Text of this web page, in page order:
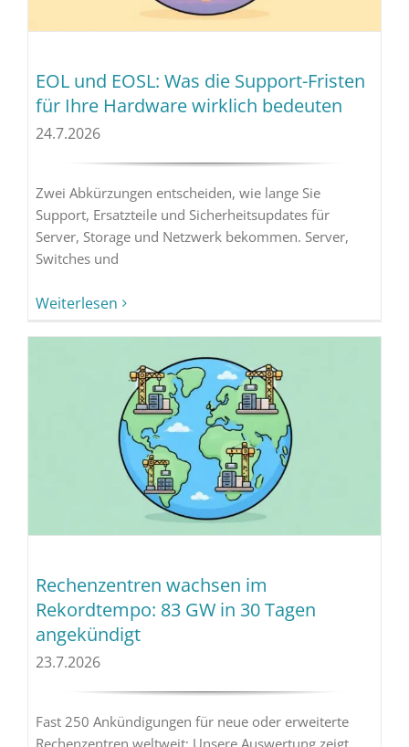
EOL und EOSL: Was die Support-Fristen
für Ihre Hardware wirklich bedeuten
24.7.2026
Zwei Abkürzungen entscheiden, wie lange Sie
Support, Ersatzteile und Sicherheitsupdates für
Server, Storage und Netzwerk bekommen. Server,
Switches und
Weiterlesen
Rechenzentren wachsen im
Rekordtempo: 83 GW in 30 Tagen
angekündigt
23.7.2026
Fast 250 Ankündigungen für neue oder erweiterte